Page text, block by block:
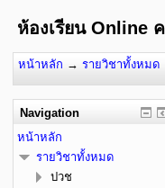
ห้องเรียน Online
หน้าหลัก → รายวิชาทั้งหมด
Navigation
หน้าหลัก
รายวิชาทั้งหมด
ปวช